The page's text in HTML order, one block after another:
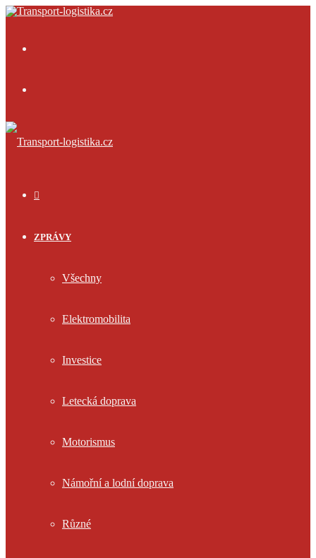
ZPRÁVY
Všechny
Elektromobilita
Investice
Letecká doprava
Motorismus
Námořní a lodní doprava
Různé